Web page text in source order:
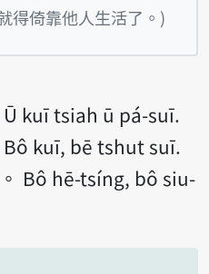
得倚靠他人生活了。)
Ū kuī tsiah ū pá-suī.
Bô kuī, bē tshut suī.
Bô hē-tsíng, bô siu-